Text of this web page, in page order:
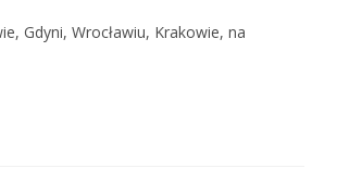
Gdyni, Wrocławiu, Krakowie, na